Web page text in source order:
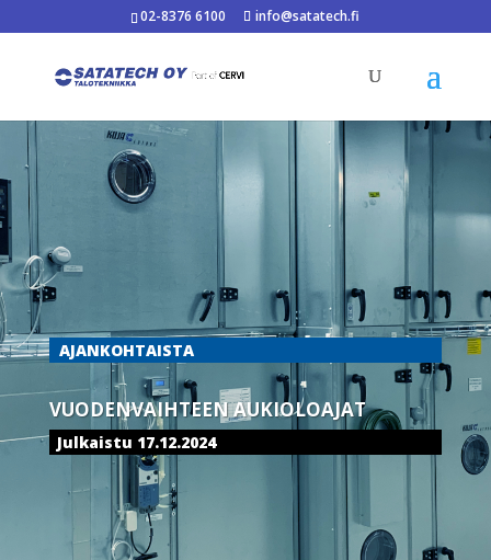
02-8376 6100 info@satatech.fi
AJANKOHTAISTA
VUODENVAIHTEEN AUKIOLOAJAT
Julkaistu 17.12.2024